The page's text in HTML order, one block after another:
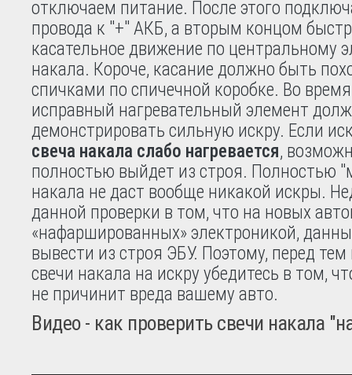
отключаем питание. После этого
провода к "+" АКБ, а вторым концом
касательное движение по центральному
накала. Короче, касание должно быть
спичками по спичечной коробке. Во
исправный нагревательный элемент
демонстрировать сильную искру. Если
свеча накала слабо нагревается,
полностью выйдет из строя. Полностью
накала не даст вообще никакой искры.
данной проверки в том, что на новых
«нафаршированных» электроникой,
вывести из строя ЭБУ. Поэтому, перед
свечи накала на искру убедитесь в том,
не причинит вреда вашему авто.
Видео - как проверить свечи накала